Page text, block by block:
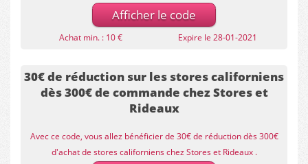
Afficher le code
Achat min. : 10 € Expire le 28-01-2021
30€ de réduction sur les stores californiens
dès 300€ de commande chez Stores et
Rideaux
Avec ce code, vous allez bénéficier de 30€ de réduction dès 300€
d'achat de stores californiens chez Stores et Rideaux .